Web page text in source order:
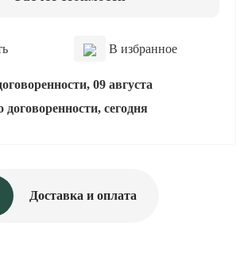
В избранное
09 августа
договоренности, сегодня
Доставка и оплата